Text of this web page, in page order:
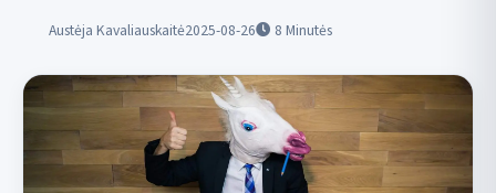
Austėja Kavaliauskaitė2025-08-26 8 Minutės